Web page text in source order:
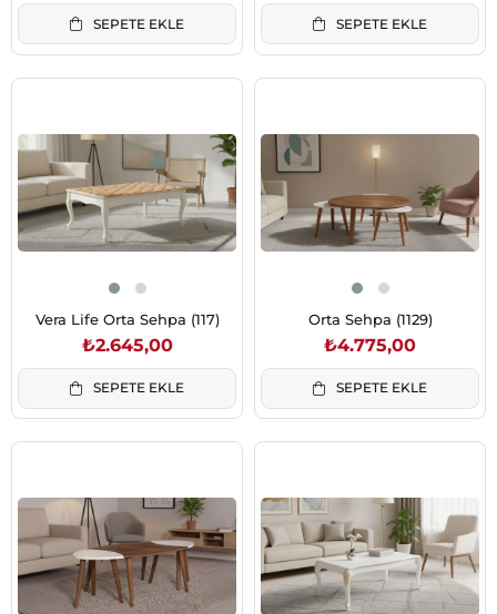
SEPETE EKLE SEPETE EKLE
Vera Life Orta Sehpa (117)
₺2.645,00
SEPETE EKLE
Orta Sehpa (1129)
₺4.775,00
SEPETE EKLE